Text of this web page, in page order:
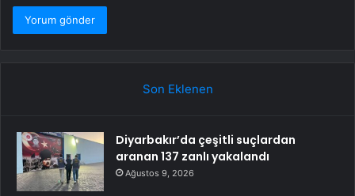
Son Eklenen
Diyarbakır’da çeşitli suçlardan
aranan 137 zanlı yakalandı
Ağustos 9, 2026